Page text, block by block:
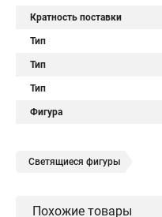
Кратность поставки
Тип
Тип
Тип
Фигура
Светящиеся фигуры
Похожие товары